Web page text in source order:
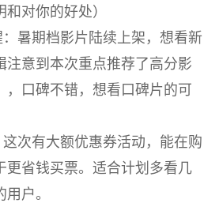
对你的好处）
暑期档影片陆续上架，想看新
注意到本次重点推荐了高分影
，口碑不错，想看口碑片的可
次有大额优惠券活动，能在购
更省钱买票。适合计划多看几
户。